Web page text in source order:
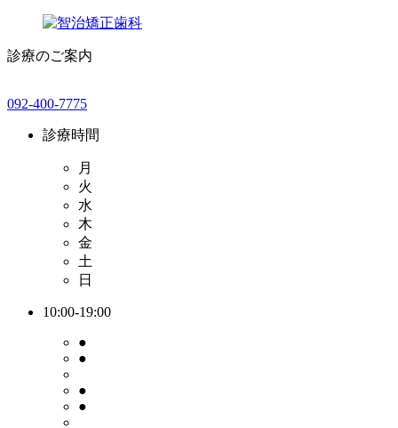
診療のご案内
092-400-7775
診療時間
月
火
水
木
金
土
日
10:00-19:00
●
●
●
●